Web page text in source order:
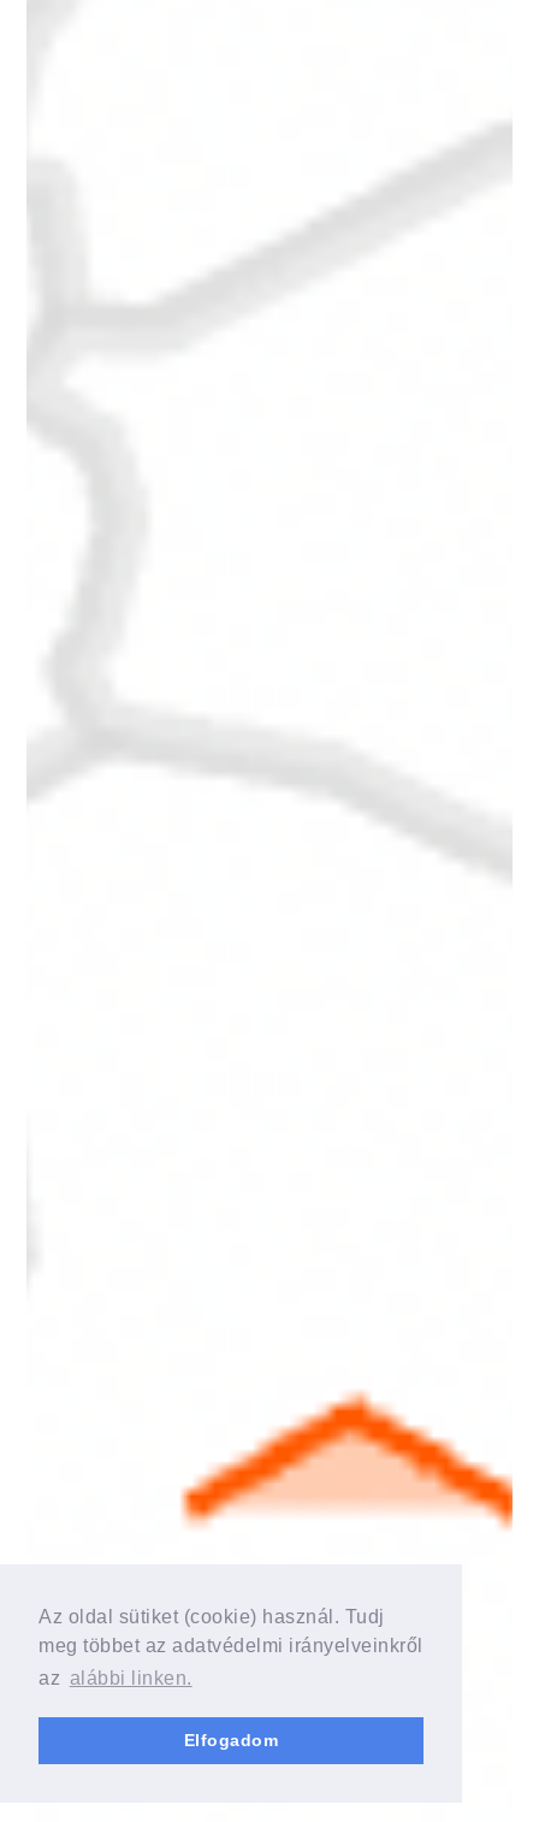
Az oldal sütiket (cookie) használ. Tudj
meg többet az adatvédelmi irányelveinkről
az alábbi linken.
Elfogadom